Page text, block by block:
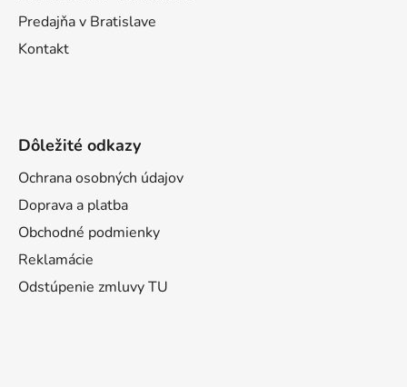
Predajňa v Bratislave
Kontakt
Dôležité odkazy
Ochrana osobných údajov
Doprava a platba
Obchodné podmienky
Reklamácie
Odstúpenie zmluvy TU